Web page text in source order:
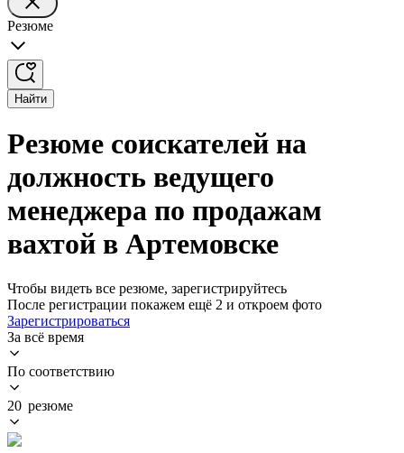
Резюме
Найти
Резюме соискателей на
должность ведущего
менеджера по продажам
вахтой в Артемовске
Чтобы видеть все резюме, зарегистрируйтесь
После регистрации покажем ещё 2 и откроем фото
Зарегистрироваться
За всё время
По соответствию
20 резюме